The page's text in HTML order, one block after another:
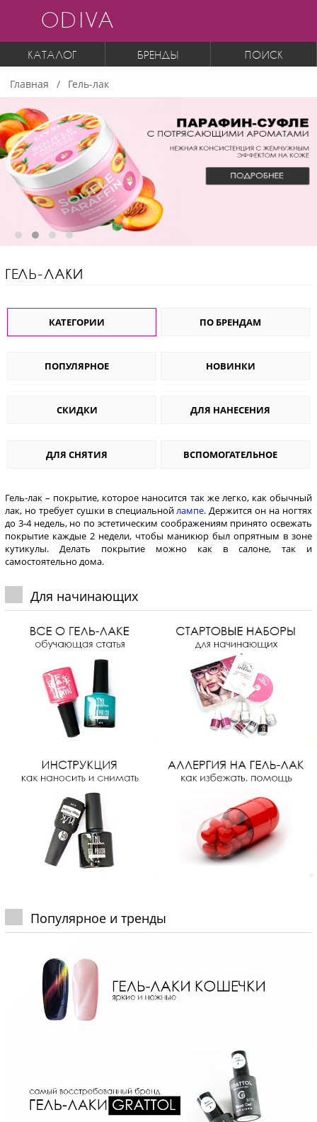
ODIVA
КАТАЛОГ БРЕНДЫ ПОИСК
Главная Гель-лак
ГЕЛЬ-ЛАКИ
КАТЕГОРИИ ПО БРЕНДАМ
ПОПУЛЯРНОЕ НОВИНКИ
СКИДКИ ДЛЯ НАНЕСЕНИЯ
ДЛЯ СНЯТИЯ ВСПОМОГАТЕЛЬНОЕ
Гель-лак – покрытие, которое наносится так же легко, как обычный
лак, но требует сушки в специальнойлампе. Держится он на ногтях
до 3-4 недель, но по эстетическим соображениям принято освежать
покрытие каждые 2 недели, чтобы маникюр был опрятным в зоне
кутикулы. Делать покрытие можно как в салоне, так и
самостоятельно дома.
Для начинающих
Популярное и тренды